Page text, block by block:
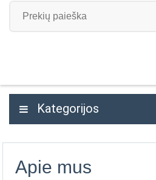
Kategorijos
Apie mus